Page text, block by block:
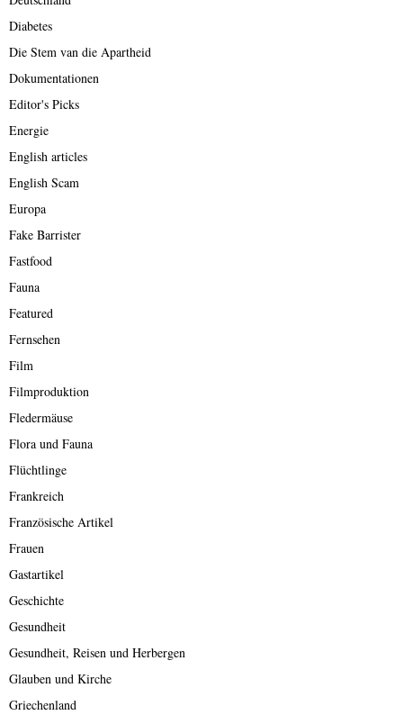
Diabetes
Die Stem van die Apartheid
Dokumentationen
Editor's Picks
Energie
English articles
English Scam
Europa
Fake Barrister
Fastfood
Fauna
Featured
Fernsehen
Film
Filmproduktion
Fledermäuse
Flora und Fauna
Flüchtlinge
Frankreich
Französische Artikel
Frauen
Gastartikel
Geschichte
Gesundheit
Gesundheit, Reisen und Herbergen
Glauben und Kirche
Griechenland